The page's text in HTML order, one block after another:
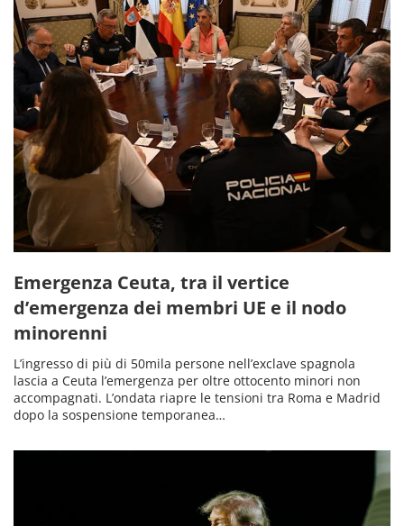
Emergenza Ceuta, tra il vertice
d’emergenza dei membri UE e il nodo
minorenni
L’ingresso di più di 50mila persone nell’exclave spagnola
lascia a Ceuta l’emergenza per oltre ottocento minori non
accompagnati. L’ondata riapre le tensioni tra Roma e Madrid
dopo la sospensione temporanea…